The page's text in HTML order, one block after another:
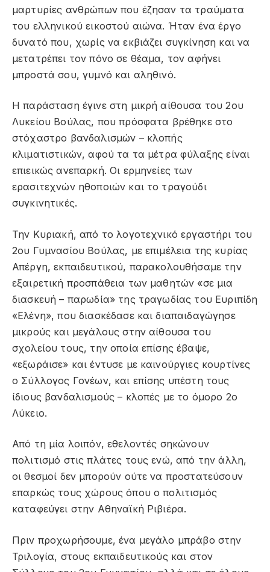
μαρτυρίες ανθρώπων που έζησαν τα τραύματα
του ελληνικού εικοστού αιώνα. Ήταν ένα έργο
δυνατό που, χωρίς να εκβιάζει συγκίνηση και να
μετατρέπει τον πόνο σε θέαμα, τον αφήνει
μπροστά σου, γυμνό και αληθινό.
Η παράσταση έγινε στη μικρή αίθουσα του 2ου
Λυκείου Βούλας, που πρόσφατα βρέθηκε στο
στόχαστρο βανδαλισμών – κλοπής
κλιματιστικών, αφού τα τα μέτρα φύλαξης είναι
επιεικώς ανεπαρκή. Οι ερμηνείες των
ερασιτεχνών ηθοποιών και το τραγούδι
συγκινητικές.
Την Κυριακή, από το λογοτεχνικό εργαστήρι του
2ου Γυμνασίου Βούλας, με επιμέλεια της κυρίας
Απέργη, εκπαιδευτικού, παρακολουθήσαμε την
εξαιρετική προσπάθεια των μαθητών «σε μια
διασκευή – παρωδία» της τραγωδίας του Ευριπίδη
«Ελένη», που διασκέδασε και διαπαιδαγώγησε
μικρούς και μεγάλους στην αίθουσα του
σχολείου τους, την οποία επίσης έβαψε,
«εξωράισε» και έντυσε με καινούργιες κουρτίνες
ο Σύλλογος Γονέων, και επίσης υπέστη τους
ίδιους βανδαλισμούς – κλοπές με το όμορο 2ο
Λύκειο.
Από τη μία λοιπόν, εθελοντές σηκώνουν
πολιτισμό στις πλάτες τους ενώ, από την άλλη,
οι θεσμοί δεν μπορούν ούτε να προστατεύσουν
επαρκώς τους χώρους όπου ο πολιτισμός
καταφεύγει στην Αθηναϊκή Ριβιέρα.
Πριν προχωρήσουμε, ένα μεγάλο μπράβο στην
Τριλογία, στους εκπαιδευτικούς και στον